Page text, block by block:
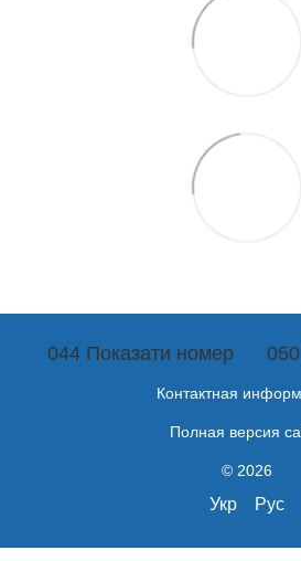
044 Показати номер
Контактная
Полная версия
© 2026
Укр Рус